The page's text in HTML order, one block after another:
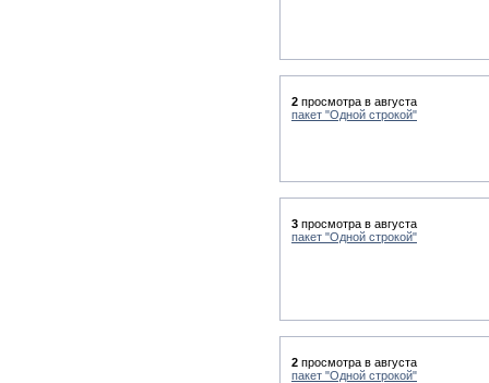
2 просмотра в августа
пакет "Одной строкой"
3 просмотра в августа
пакет "Одной строкой"
2 просмотра в августа
пакет "Одной строкой"